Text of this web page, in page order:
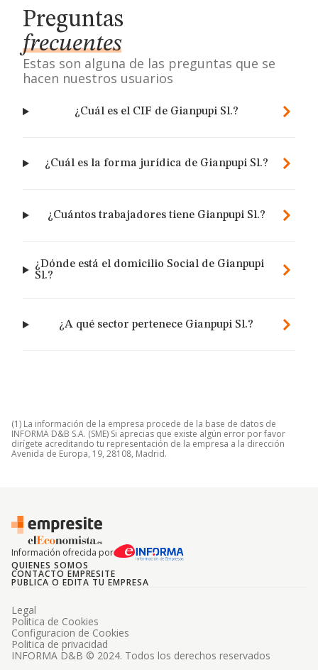
Preguntas
frecuentes
Estas son alguna de las preguntas que se
hacen nuestros usuarios
¿Cuál es el CIF de Gianpupi Sl.?
¿Cuál es la forma jurídica de Gianpupi Sl.?
¿Cuántos trabajadores tiene Gianpupi Sl.?
¿Dónde está el domicilio Social de Gianpupi
Sl.?
¿A qué sector pertenece Gianpupi Sl.?
(1) La información de la empresa procede de la base de datos de
INFORMA D&B S.A. (SME) Si aprecias que existe algún error por favor
dirígete acreditando tu representación de la empresa a la dirección
Avenida de Europa, 19, 28108, Madrid.
Información ofrecida por
QUIENES SOMOS
CONTACTO EMPRESITE
PUBLICA O EDITA TU EMPRESA
INFORMA D&B © 2024. Todos los derechos reservados
Legal
Politica de Cookies
Configuracion de Cookies
Politica de privacidad